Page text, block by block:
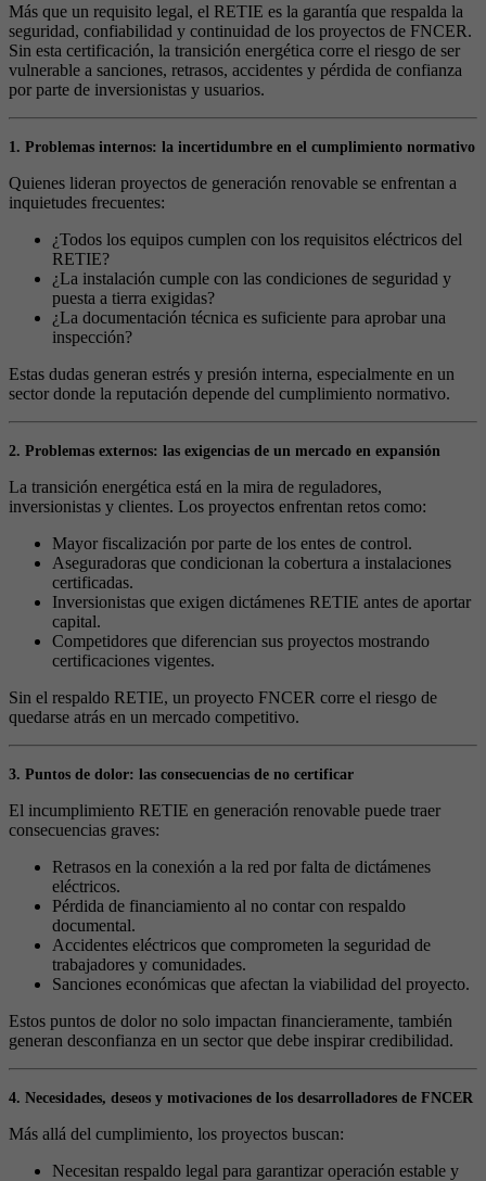
Más que un requisito legal, el RETIE es la garantía que respalda la
seguridad, confiabilidad y continuidad de los proyectos de FNCER.
Sin esta certificación, la transición energética corre el riesgo de ser
vulnerable a sanciones, retrasos, accidentes y pérdida de confianza
por parte de inversionistas y usuarios.
1. Problemas internos: la incertidumbre en el cumplimiento normativo
Quienes lideran proyectos de generación renovable se enfrentan a
inquietudes frecuentes:
¿Todos los equipos cumplen con los requisitos eléctricos del
RETIE?
¿La instalación cumple con las condiciones de seguridad y
puesta a tierra exigidas?
¿La documentación técnica es suficiente para aprobar una
inspección?
Estas dudas generan estrés y presión interna, especialmente en un
sector donde la reputación depende del cumplimiento normativo.
2. Problemas externos: las exigencias de un mercado en expansión
La transición energética está en la mira de reguladores,
inversionistas y clientes. Los proyectos enfrentan retos como:
Mayor fiscalización por parte de los entes de control.
Aseguradoras que condicionan la cobertura a instalaciones
certificadas.
Inversionistas que exigen dictámenes RETIE antes de aportar
capital.
Competidores que diferencian sus proyectos mostrando
certificaciones vigentes.
Sin el respaldo RETIE, un proyecto FNCER corre el riesgo de
quedarse atrás en un mercado competitivo.
3. Puntos de dolor: las consecuencias de no certificar
El incumplimiento RETIE en generación renovable puede traer
consecuencias graves:
Retrasos en la conexión a la red por falta de dictámenes
eléctricos.
Pérdida de financiamiento al no contar con respaldo
documental.
Accidentes eléctricos que comprometen la seguridad de
trabajadores y comunidades.
Sanciones económicas que afectan la viabilidad del proyecto.
Estos puntos de dolor no solo impactan financieramente, también
generan desconfianza en un sector que debe inspirar credibilidad.
4. Necesidades, deseos y motivaciones de los desarrolladores de FNCER
Más allá del cumplimiento, los proyectos buscan:
Necesitan respaldo legal para garantizar operación estable y